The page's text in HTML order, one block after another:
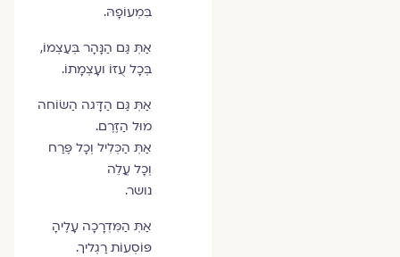
בִּמְעוֹפָהּ.
אַתְּ גַּם הַנָּהָר בְּעַצְמוֹ,
בְּכָל עֻזּוֹ ועָצְמָתוֹ.
אַתְּ גַּם הַדָּגה הַשּׂוֹחה
מוּל הַזֶּרֶם.
אַתְּ הַכְּלִיל וְכָל פֶּרַח
וְכָל עֲלֵה
נושר.
אַתְּ הַמִּדְרָכָה עָלֶיהָ
פּוֹסְעוֹת רַגְליך.